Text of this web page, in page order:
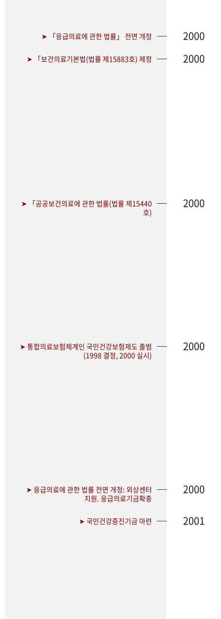
➤ 「응급의료에 관한 법률」 전면 개정 2000
➤ 「보건의료기본법(법률 제15883호) 제정 2000
➤ 「공공보건의료에 관한 법률(법률 제15440
호)
2000
➤ 통합의료보험체계인 국민건강보험제도 출범
(1998 결정, 2000 실시)
2000
➤ 응급의료에 관한 법률 전면 개정: 외상센터
지원. 응급의료기금확충
2000
➤ 국민건강증진기금 마련 2001